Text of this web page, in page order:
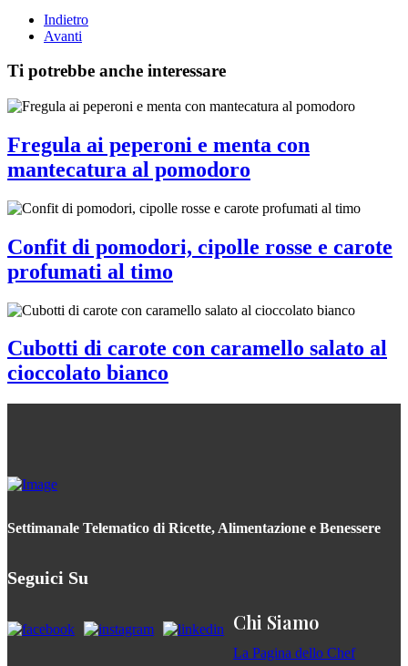
Indietro
Avanti
Ti potrebbe anche interessare
Fregula ai peperoni e menta con
mantecatura al pomodoro
Confit di pomodori, cipolle rosse e carote
profumati al timo
Cubotti di carote con caramello salato al
cioccolato bianco
Settimanale Telematico di Ricette, Alimentazione e Benessere
Seguici Su
Chi Siamo
La Pagina dello Chef